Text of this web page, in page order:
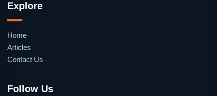
Explore
Home
Articles
Contact Us
Follow Us